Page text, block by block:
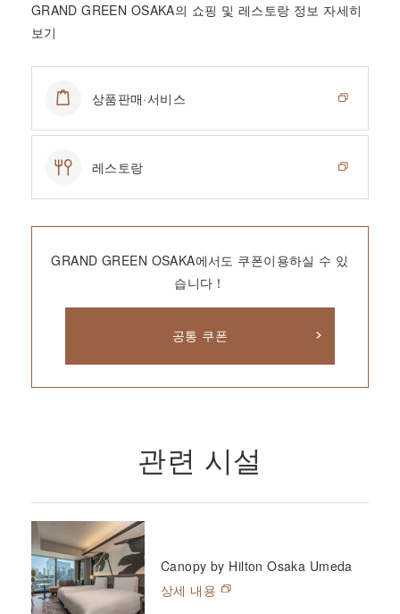
GRAND GREEN OSAKA의 쇼핑 및 레스토랑 정보 자세히
보기
상품판매·서비스
레스토랑
GRAND GREEN OSAKA에서도 쿠폰이용하실 수 있
습니다！
공통 쿠폰
관련 시설
Canopy by Hilton Osaka Umeda
상세 내용